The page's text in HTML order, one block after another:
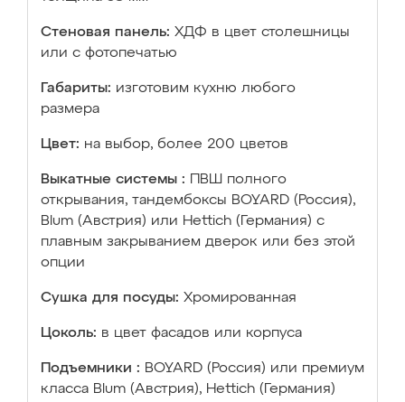
Стеновая панель: ХДФ в цвет столешницы
или с фотопечатью
Габариты: изготовим кухню любого
размера
Цвет: на выбор, более 200 цветов
Выкатные системы :
ПВШ полного
открывания, тандембоксы BOYARD (Россия),
Blum (Австрия) или Hettich (Германия) с
плавным закрыванием дверок или без этой
опции
Сушка для посуды: Хромированная
Цоколь: в цвет фасадов или корпуса
Подъемники : BOYARD (Россия) или премиум
класса Blum (Австрия), Hettich (Германия)